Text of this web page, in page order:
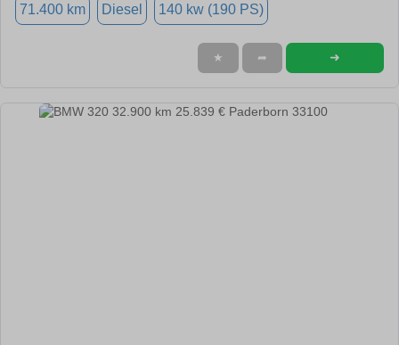
71.400 km Diesel 140 kw (190 PS)
★ ➦ ➜